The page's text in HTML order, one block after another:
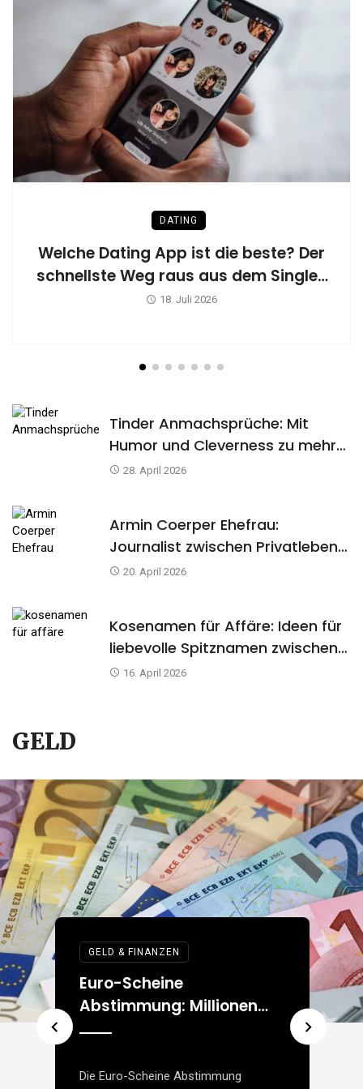
DATING
Welche Dating App ist die beste? Der
schnellste Weg raus aus dem Single-
Dasein
18. Juli 2026
Tinder Anmachsprüche: Mit
Humor und Cleverness zu mehr
Matches
28. April 2026
Armin Coerper Ehefrau:
Journalist zwischen Privatleben
und öffentlicher Neugier
20. April 2026
Kosenamen für Affäre: Ideen für
liebevolle Spitznamen zwischen
Nähe und Geheimnis
16. April 2026
GELD
GELD & FINANZEN
Euro-Scheine
Abstimmung: Millionen
Menschen bestimmen
Die Euro-Scheine Abstimmung